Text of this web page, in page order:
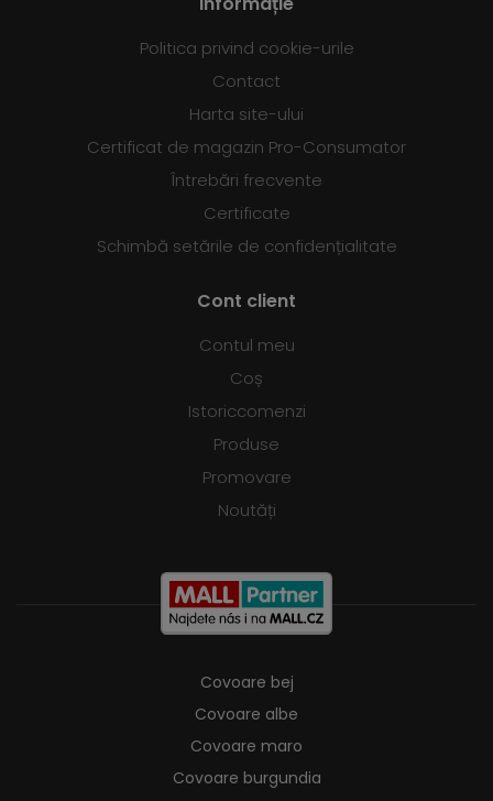
Politica privind cookie-urile
Contact
Harta site-ului
Certificat de magazin Pro-Consumator
Întrebări frecvente
Certificate
Schimbă setările de confidențialitate
Cont client
Contul meu
Coș
Istoriccomenzi
Produse
Promovare
Noutăți
Covoare bej
Covoare albe
Covoare maro
Covoare burgundia